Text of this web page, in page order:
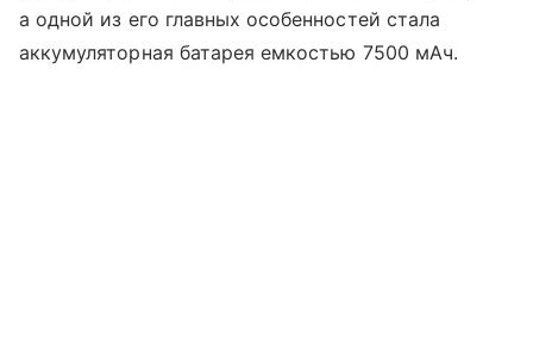
а одной из его главных особенностей стала
аккумуляторная батарея емкостью 7500 мАч.